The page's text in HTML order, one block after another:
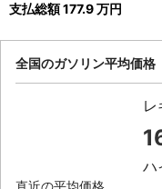
支払総額177.9万円
全国のガソリン平均価格
直近の平均価格
レ
ハ